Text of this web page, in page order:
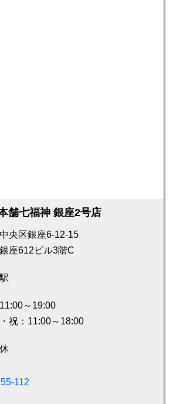
舗七福神 銀座2号店
央区銀座6-12-15
座612ビル3階C
～19:00
祝：11:00～18:00
112